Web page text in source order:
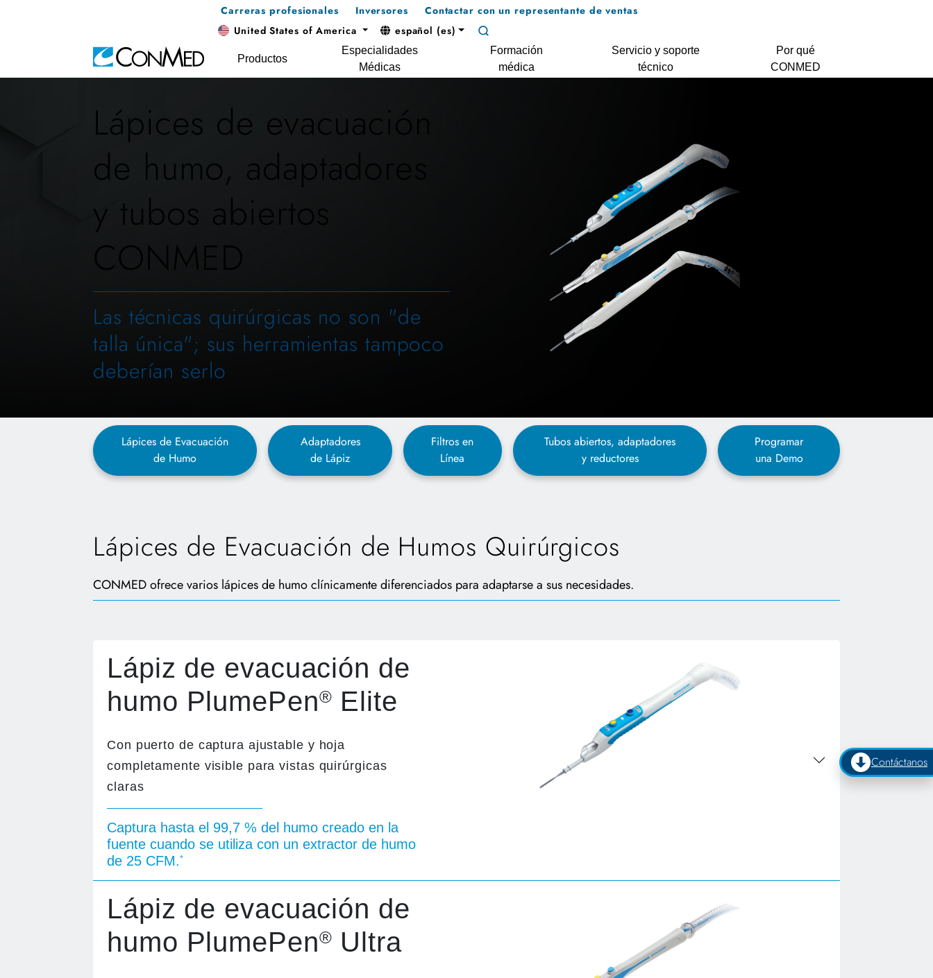
Productos
Especialidades
Médicas
Formación
médica
Servicio y soporte
técnico
Por qué
CONMED
Carreras profesionales Inversores
Contactar con un representante de ventas
United States of America
español (es)
Lápices de evacuación
de humo, adaptadores
y tubos abiertos
CONMED
Las técnicas quirúrgicas no son "de
talla única"; sus herramientas tampoco
deberían serlo
Lápices de Evacuación
de Humo
Adaptadores
de Lápiz
Filtros en
Línea
Tubos abiertos, adaptadores
y reductores
Programar
una Demo
Lápices de Evacuación de Humos Quirúrgicos
CONMED ofrece varios lápices de humo clínicamente diferenciados para adaptarse a sus necesidades.
Lápiz de evacuación de
humo PlumePen® Elite
Con puerto de captura ajustable y hoja
completamente visible para vistas quirúrgicas
claras
Captura hasta el 99,7 % del humo creado en la
fuente cuando se utiliza con un extractor de humo
de 25 CFM.*
Lápiz de evacuación de
humo PlumePen® Ultra
Contáctanos